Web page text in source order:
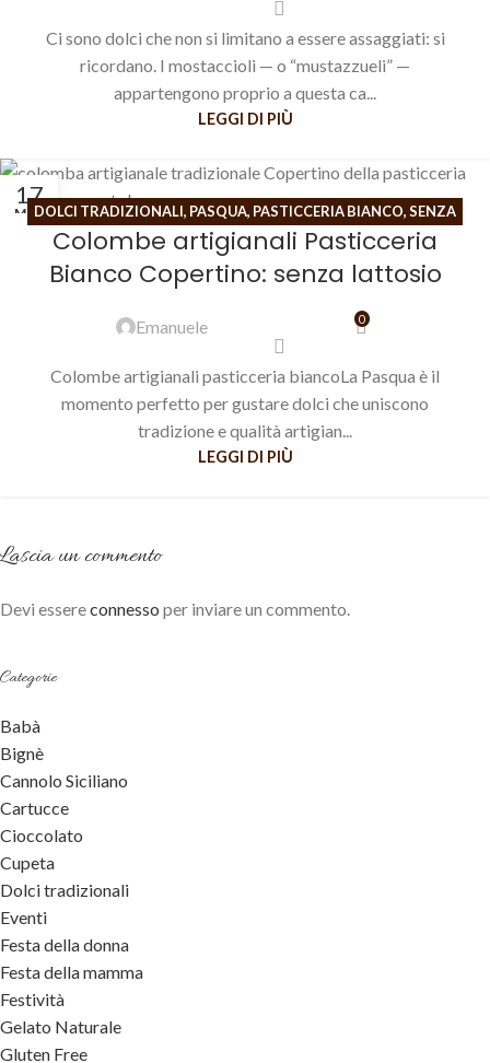
Ci sono dolci che non si limitano a essere assaggiati: si
ricordano. I mostaccioli — o “mustazzueli” —
appartengono proprio a questa ca...
LEGGI DI PIÙ
17
MARDOLCI TRADIZIONALI, PASQUA, PASTICCERIA BIANCO,SENZA
LATTOSIO
Colombe artigianali Pasticceria
Bianco Copertino: senza lattosio
Emanuele 0
Colombe artigianali pasticceria biancoLa Pasqua è il
momento perfetto per gustare dolci che uniscono
tradizione e qualità artigian...
LEGGI DI PIÙ
Lascia un commento
Devi essereconnesso per inviare un commento.
Categorie
Babà
Bignè
Cannolo Siciliano
Cartucce
Cioccolato
Cupeta
Dolci tradizionali
Eventi
Festa della donna
Festa della mamma
Festività
Gelato Naturale
Gluten Free